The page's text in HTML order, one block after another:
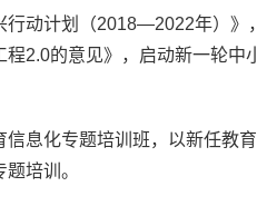
行动计划（2018—2022年）》
2.0的意见》，启动新一轮
信息化专题培训班，以新任教
培训。